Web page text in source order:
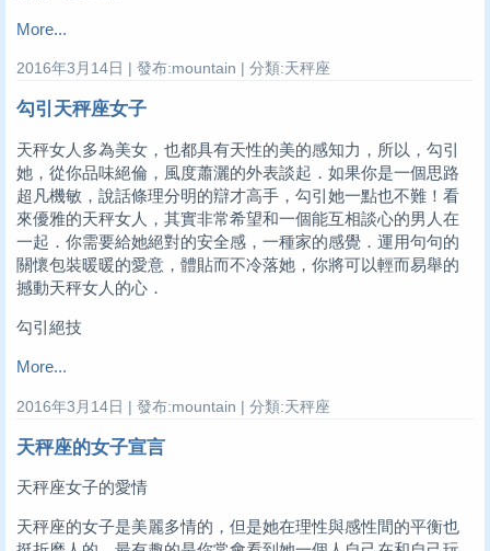
More...
2016年3月14日 | 發布:mountain | 分類:天秤座
勾引天秤座女子
天秤女人多為美女，也都具有天性的美的感知力，所以，勾引
她，從你品味絕倫，風度蕭灑的外表談起．如果你是一個思路
超凡機敏，說話條理分明的辯才高手，勾引她一點也不難！看
來優雅的天秤女人，其實非常希望和一個能互相談心的男人在
一起．你需要給她絕對的安全感，一種家的感覺．運用句句的
關懷包裝暖暖的愛意，體貼而不冷落她，你將可以輕而易舉的
撼動天秤女人的心．
勾引絕技
More...
2016年3月14日 | 發布:mountain | 分類:天秤座
天秤座的女子宣言
天秤座女子的愛情
天秤座的女子是美麗多情的，但是她在理性與感性間的平衡也